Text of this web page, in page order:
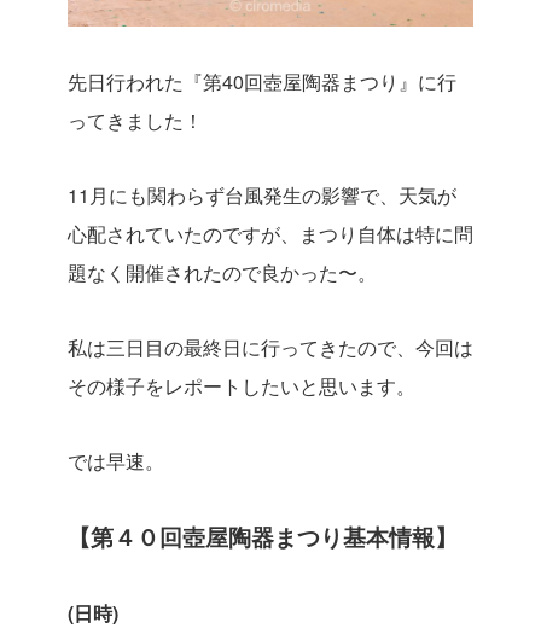
先日行われた『第40回壺屋陶器まつり』に行
ってきました！
11月にも関わらず台風発生の影響で、天気が
心配されていたのですが、まつり自体は特に問
題なく開催されたので良かった〜。
私は三日目の最終日に行ってきたので、今回は
その様子をレポートしたいと思います。
では早速。
【第４０回壺屋陶器まつり基本情報】
(日時)